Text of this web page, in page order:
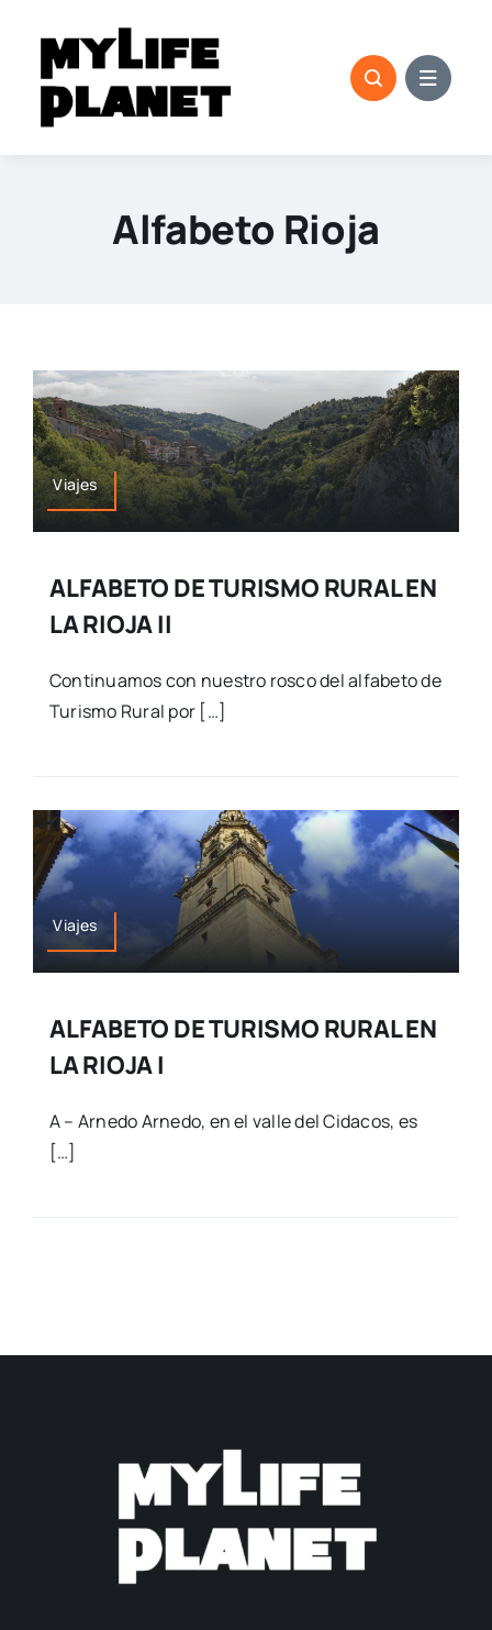
contenido
Alfabeto Rioja
Viajes
ALFABETO DE TURISMO RURAL EN
LA RIOJA II
Continuamos con nuestro rosco del alfabeto de
Turismo Rural por […]
Viajes
ALFABETO DE TURISMO RURAL EN
LA RIOJA I
A – Arnedo Arnedo, en el valle del Cidacos, es
[…]